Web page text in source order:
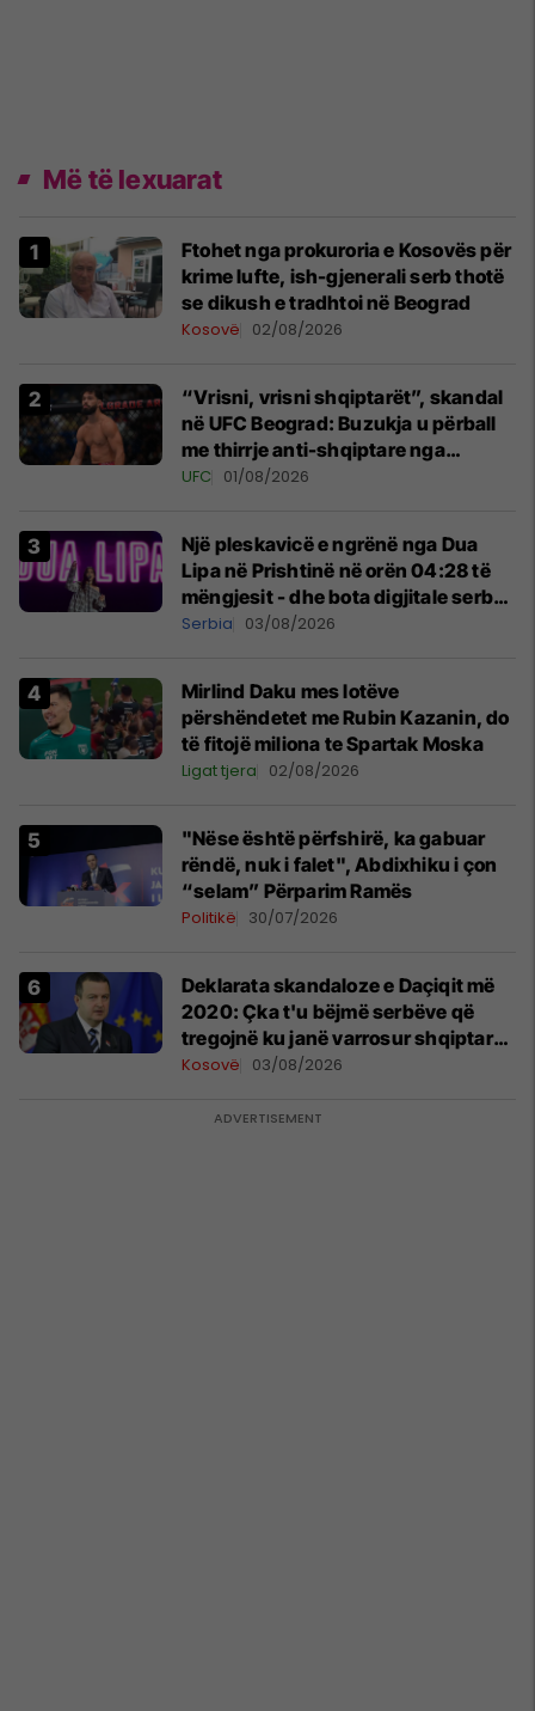
Më të lexuarat
Ftohet nga prokuroria e Kosovës për
krime lufte, ish-gjenerali serb thotë
se dikush e tradhtoi në Beograd
Kosovë 02/08/2026
“Vrisni, vrisni shqiptarët”, skandal
në UFC Beograd: Buzukja u përball
me thirrje anti-shqiptare nga
tribunat
UFC 01/08/2026
Një pleskavicë e ngrënë nga Dua
Lipa në Prishtinë në orën 04:28 të
mëngjesit - dhe bota digjitale serbe
shpall gjendjen e luftës
Serbia 03/08/2026
Mirlind Daku mes lotëve
përshëndetet me Rubin Kazanin, do
të fitojë miliona te Spartak Moska
Ligat tjera 02/08/2026
"Nëse është përfshirë, ka gabuar
rëndë, nuk i falet", Abdixhiku i çon
“selam” Përparim Ramës
Politikë 30/07/2026
​Deklarata skandaloze e Daçiqit më
2020: Çka t'u bëjmë serbëve që
tregojnë ku janë varrosur shqiptarët
në Serbi
Kosovë 03/08/2026